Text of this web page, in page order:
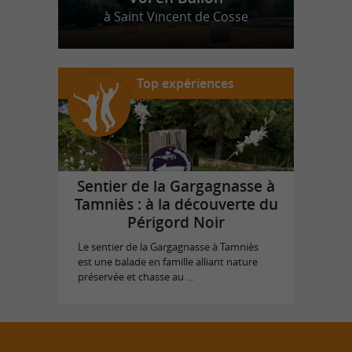
à Saint Vincent de Cosse
Top expériences
Sentier de la Gargagnasse à
Tamniès : à la découverte du
Périgord Noir
Le sentier de la Gargagnasse à Tamniès
est une balade en famille alliant nature
préservée et chasse au ...